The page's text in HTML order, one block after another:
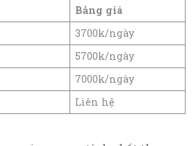
Bảng giá
3700k/ngày
5700k/ngày
7000k/ngày
Liên hệ